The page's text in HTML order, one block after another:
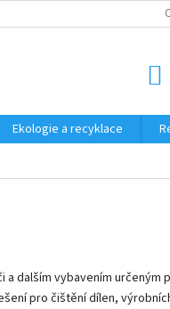
Ekologie a recyklace
dalším vybavením určeným
pro čištění dílen,